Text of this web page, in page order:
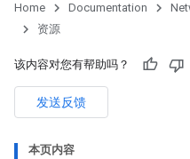
Home Documentation
资源
该内容对您有帮助吗？
发送反馈
本页内容